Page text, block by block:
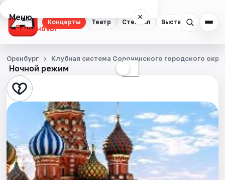
Концерты Театр Стендап Выставки
Меню ×
Оренбург
Концерты
Театр
Стендап
Выставки
Квесты
Экскурсии
Ночной режим ☾
Оренбург Клубная система Сорочинского городского